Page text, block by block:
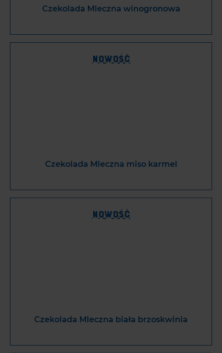
Czekolada Mleczna winogronowa
Nowość
Czekolada Mleczna miso karmel
Nowość
Czekolada Mleczna biała brzoskwinia